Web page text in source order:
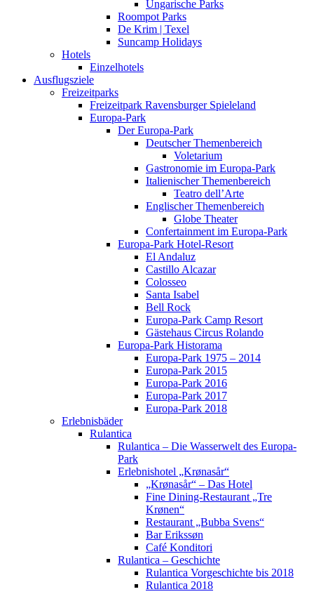
Ungarische Parks
Roompot Parks
De Krim | Texel
Suncamp Holidays
Hotels
Einzelhotels
Ausflugsziele
Freizeitparks
Freizeitpark Ravensburger Spieleland
Europa-Park
Der Europa-Park
Deutscher Themenbereich
Voletarium
Gastronomie im Europa-Park
Italienischer Themenbereich
Teatro dell’Arte
Englischer Themenbereich
Globe Theater
Confertainment im Europa-Park
Europa-Park Hotel-Resort
El Andaluz
Castillo Alcazar
Colosseo
Santa Isabel
Bell Rock
Europa-Park Camp Resort
Gästehaus Circus Rolando
Europa-Park Historama
Europa-Park 1975 – 2014
Europa-Park 2015
Europa-Park 2016
Europa-Park 2017
Europa-Park 2018
Erlebnisbäder
Rulantica
Rulantica – Die Wasserwelt des Europa-
Park
Erlebnishotel „Krønasår“
„Krønasår“ – Das Hotel
Fine Dining-Restaurant „Tre
Krønen“
Restaurant „Bubba Svens“
Bar Erikssøn
Café Konditori
Rulantica – Geschichte
Rulantica Vorgeschichte bis 2018
Rulantica 2018